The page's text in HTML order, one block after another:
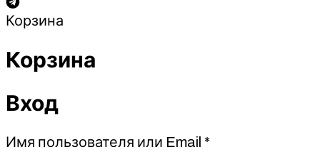
Корзина
Корзина
Вход
Имя пользователя или Email *Обязательно